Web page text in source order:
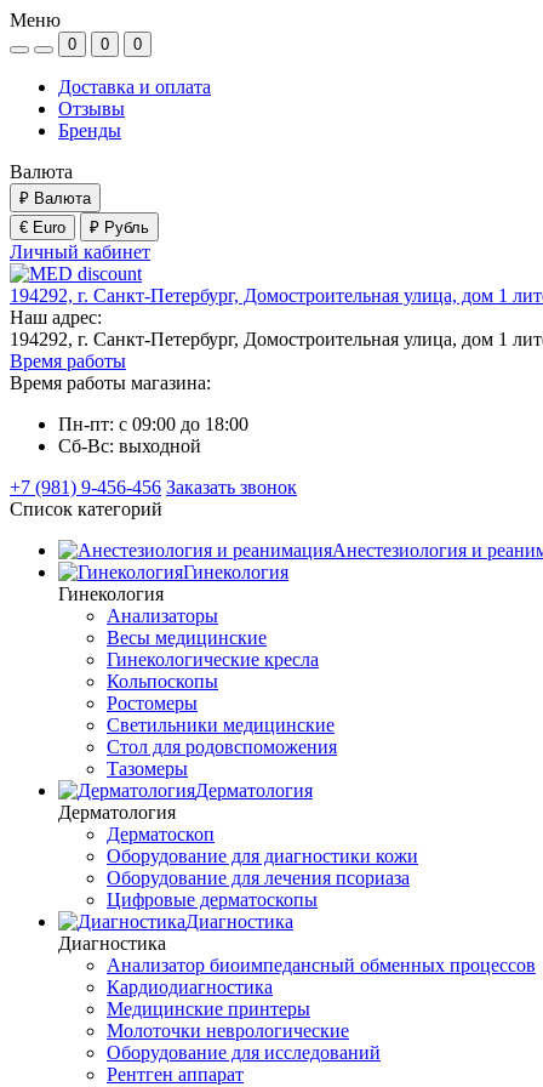
Меню
0 0 0
Доставка и оплата
Отзывы
Бренды
Валюта
₽ Валюта
€ Euro
₽ Рубль
Личный кабинет
194292, г. Санкт-Петербург, Домостроительная улица, дом 1
Наш адрес:
194292, г. Санкт-Петербург, Домостроительная улица, дом 1
Время работы
Время работы магазина:
Пн-пт: с 09:00 до 18:00
Сб-Вс: выходной
+7 (981) 9-456-456 Заказать звонок
Список категорий
Анестезиология и
Гинекология
Гинекология
Анализаторы
Весы медицинские
Гинекологические кресла
Кольпоскопы
Ростомеры
Светильники медицинские
Стол для родовспоможения
Тазомеры
Дерматология
Дерматология
Дерматоскоп
Оборудование для диагностики кожи
Оборудование для лечения псориаза
Цифровые дерматоскопы
Диагностика
Диагностика
Анализатор биоимпедансный обменных процессов
Кардиодиагностика
Медицинские принтеры
Молоточки неврологические
Оборудование для исследований
Рентген аппарат